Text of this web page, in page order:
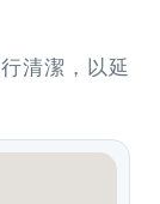
清潔，以延